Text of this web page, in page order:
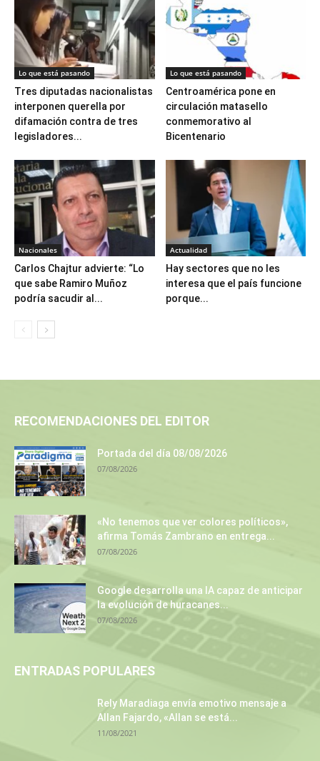
Lo que está pasando
Tres diputadas nacionalistas
interponen querella por
difamación contra de tres
legisladores...
Lo que está pasando
Centroamérica pone en
circulación matasello
conmemorativo al
Bicentenario
Nacionales
Carlos Chajtur advierte: “Lo
que sabe Ramiro Muñoz
podría sacudir al...
Actualidad
Hay sectores que no les
interesa que el país funcione
porque...
RECOMENDACIONES DEL EDITOR
Portada del día 08/08/2026
07/08/2026
«No tenemos que ver colores políticos»,
afirma Tomás Zambrano en entrega...
07/08/2026
Google desarrolla una IA capaz de anticipar
la evolución de huracanes...
07/08/2026
ENTRADAS POPULARES
Rely Maradiaga envía emotivo mensaje a
Allan Fajardo, «Allan se está...
11/08/2021